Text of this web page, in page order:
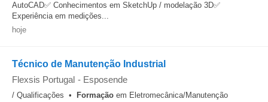
AutoCAD✅ Conhecimentos em SketchUp / modelação 3D✅
Experiência em medições...
hoje
Técnico de Manutenção Industrial
Flexsis Portugal - Esposende
/ Qualificações • Formação em Eletromecânica/Manutenção